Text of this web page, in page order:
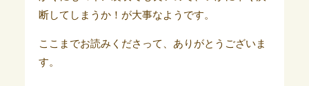
断してしまうか！が大事なようです。
ここまでお読みくださって、ありがとうございま
す。